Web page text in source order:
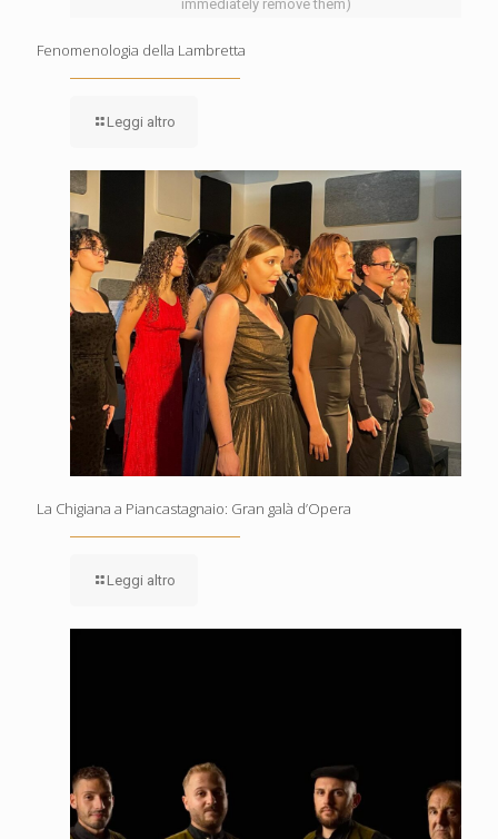
immediately remove them)
Fenomenologia della Lambretta
Leggi altro
La Chigiana a Piancastagnaio: Gran galà d’Opera
Leggi altro